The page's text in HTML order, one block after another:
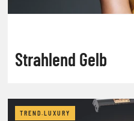
Strahlend Gelb
TREND.LUXURY